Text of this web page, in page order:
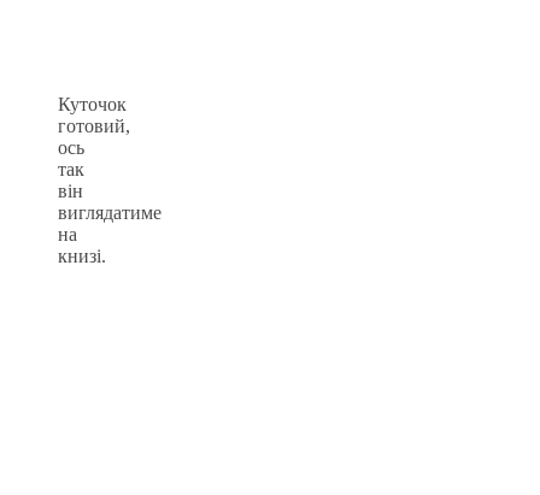
Куточок
готовий,
ось
так
він
виглядатиме
на
книзі.